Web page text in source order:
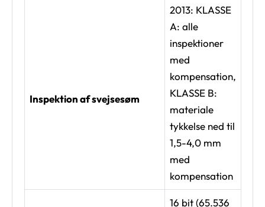
Inspektion af svejsesøm
2013: KLASSE
A: alle
inspektioner
med
kompensation,
KLASSE B:
materiale
tykkelse ned til
1,5-4,0 mm
med
kompensation
16 bit (65.536